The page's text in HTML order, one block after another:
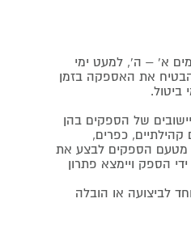
א' – ה', למעט ימי
את האספקה בזמן
של הספקים בהן
כפרים,
מטעם הספקים לבצע את
הספק ויימצא פתרון
לביצועה או הובלה